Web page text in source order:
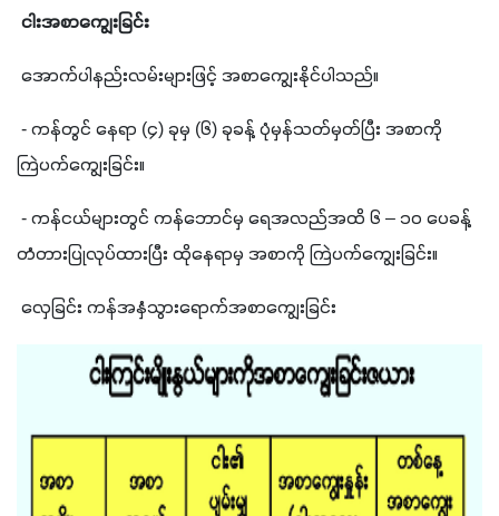
ငါးအစာကျွေးခြင်း
အောက်ပါနည်းလမ်းများဖြင့် အစာကျွေးနိုင်ပါသည်။
- ကန်တွင် နေရာ (၄) ခုမှ (၆) ခုခန့် ပုံမှန်သတ်မှတ်ပြီး အစာကို
ကြဲပက်ကျွေးခြင်း။
- ကန်ငယ်များတွင် ကန်ဘောင်မှ ရေအလည်အထိ ၆ – ၁၀ ပေခန့်
တံတားပြုလုပ်ထားပြီး ထိုနေရာမှ အစာကို ကြဲပက်ကျွေးခြင်း။
လှေခြင်း ကန်အနှံသွားရောက်အစာကျွေးခြင်း